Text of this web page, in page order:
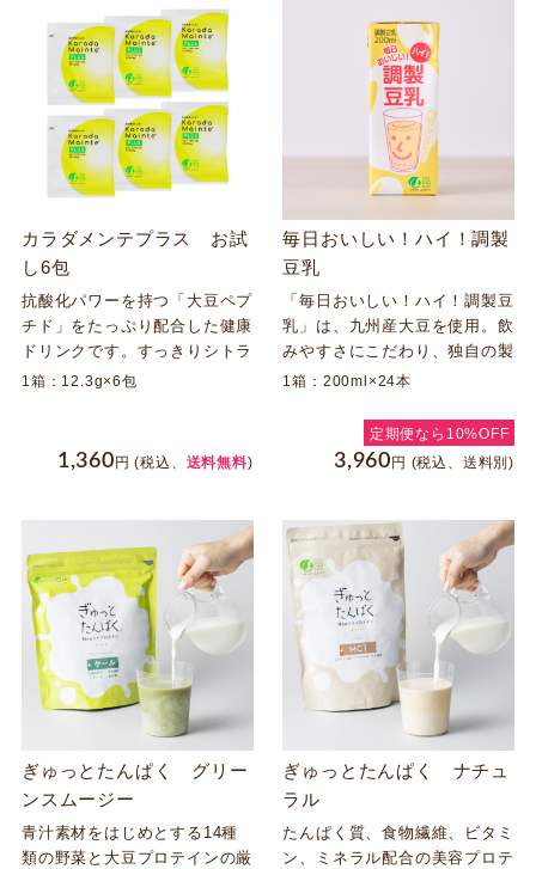
カラダメンテプラス お試
し6包
抗酸化パワーを持つ「大豆ペプ
チド」をたっぷり配合した健康
ドリンクです。すっきりシトラ
ス風味なので、元気をチャージ
ェインゼロ、脂質ゼロにもこだ
わりました。粉末タイプで手軽
1箱：12.3g×6包
1,360円(税込、 送料無料)
毎日おいしい！ハイ！調製
豆乳
「毎日おいしい！ハイ！調製豆
乳」は、九州産大豆を使用。飲
みやすさにこだわり、独自の製
法で大豆の青臭さやえぐみを抑
ーミーでまろやかな甘みと旨味
が飲みやすい豆乳です。
1箱：200ml×24本
定期便なら10%OFF
3,960円 (税込、送料別)
ぎゅっとたんぱく グリー
ンスムージー
青汁素材をはじめとする14種
類の野菜と大豆プロテインの厳
ぎゅっとたんぱく ナチュ
ラル
たんぱく質、食物繊維、ビタミ
ン、ミネラル配合の美容プロテ